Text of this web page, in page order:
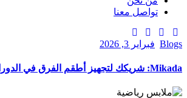
تواصل معنا
Blogs فبراير 3, 2026
Mikada: شريكك لتجهيز أطقم الفرق في الدورات الرمضانية بنظام الجملة